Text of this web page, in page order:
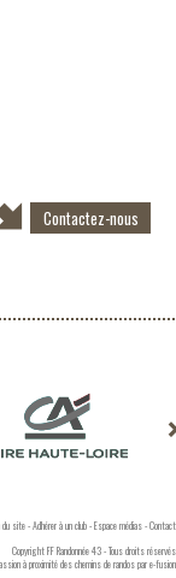
Contactez-nous
du site-Adhérer à un club-Espace médias-Contact
Copyright FF Randonnée 43 - Tous droits réservés
à proximité des chemins de randos pare-fusion